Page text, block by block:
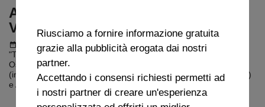
ARCHIVIO TUTTA LA JUVE CHE
VUOI 2021-2022
Podcast del 13 agosto 2022 1h 41m 7s
"Tutta La Juve Che Vuoi" con Dario Ghiringhelli e Elisa Chiara.
Ospiti : Stefano Romagnoli (Footstats), Jacopo Desiderio
(intermediario di mercato), Fabiola Graziano (bianconeranews.it)
e Ada Cotugno.
Riusciamo a fornire informazione gratuita
grazie alla pubblicità erogata dai nostri
partner.
Accettando i consensi richiesti permetti ad
i nostri partner di creare un'esperienza